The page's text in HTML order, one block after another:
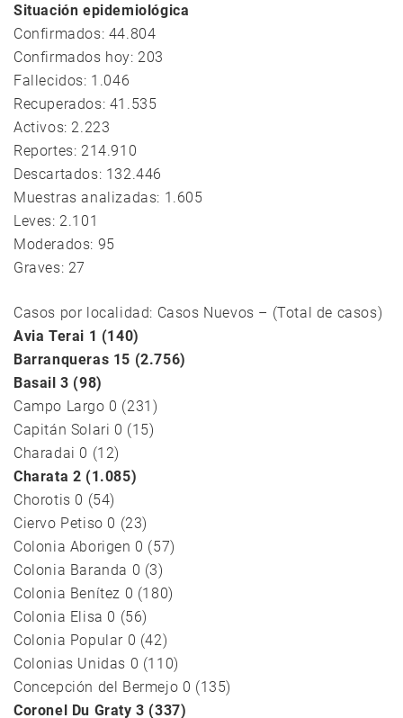
Situación epidemiológica
Confirmados: 44.804
Confirmados hoy: 203
Fallecidos: 1.046
Recuperados: 41.535
Activos: 2.223
Reportes: 214.910
Descartados: 132.446
Muestras analizadas: 1.605
Leves: 2.101
Moderados: 95
Graves: 27
Casos por localidad: Casos Nuevos – (Total de casos)
Avia Terai 1 (140)
Barranqueras 15 (2.756)
Basail 3 (98)
Campo Largo 0 (231)
Capitán Solari 0 (15)
Charadai 0 (12)
Charata 2 (1.085)
Chorotis 0 (54)
Ciervo Petiso 0 (23)
Colonia Aborigen 0 (57)
Colonia Baranda 0 (3)
Colonia Benítez 0 (180)
Colonia Elisa 0 (56)
Colonia Popular 0 (42)
Colonias Unidas 0 (110)
Concepción del Bermejo 0 (135)
Coronel Du Graty 3 (337)